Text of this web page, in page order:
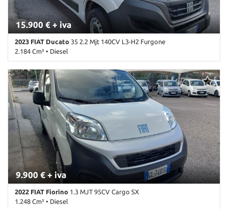
• USB • Volante in pelle
15.900 € + iva
2023 FIAT Ducato 35 2.2 Mjt 140CV L3-H2 Furgone
2.184 Cm³ • Diesel
102.000 Km • Cambio Manuale (6) • Bianco pastello • 4 Porte • ABS
• Airbag • Alzacristalli elettrici • Autoradio • Autoradio digitale •
Bluetooth • Bracciolo • Chiusura centralizzata • Climatizzatore •
Cruise Control • ESP • Immobilizzatore elettronico • Porta
scorrevole • Sensori di parcheggio posteriori • Servosterzo •
Specchietti laterali elettrici • Start/Stop Automatico • Telecamera
per parcheggio assistito • USB
9.900 € + iva
2022 FIAT Fiorino 1.3 MJT 95CV Cargo SX
1.248 Cm³ • Diesel